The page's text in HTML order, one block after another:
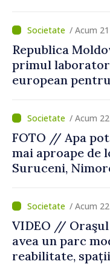
/ Acum
Republica
primul
european pentru
viței-de-vie
/ Acum
FOTO // Apa
mai aproape de
Suruceni,
/ Acum
VIDEO //
avea un parc
reabilitate,